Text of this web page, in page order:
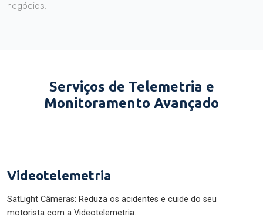
negócios.
Serviços de Telemetria e
Monitoramento Avançado
Videotelemetria
SatLight Câmeras: Reduza os acidentes e cuide do seu
motorista com a Videotelemetria.